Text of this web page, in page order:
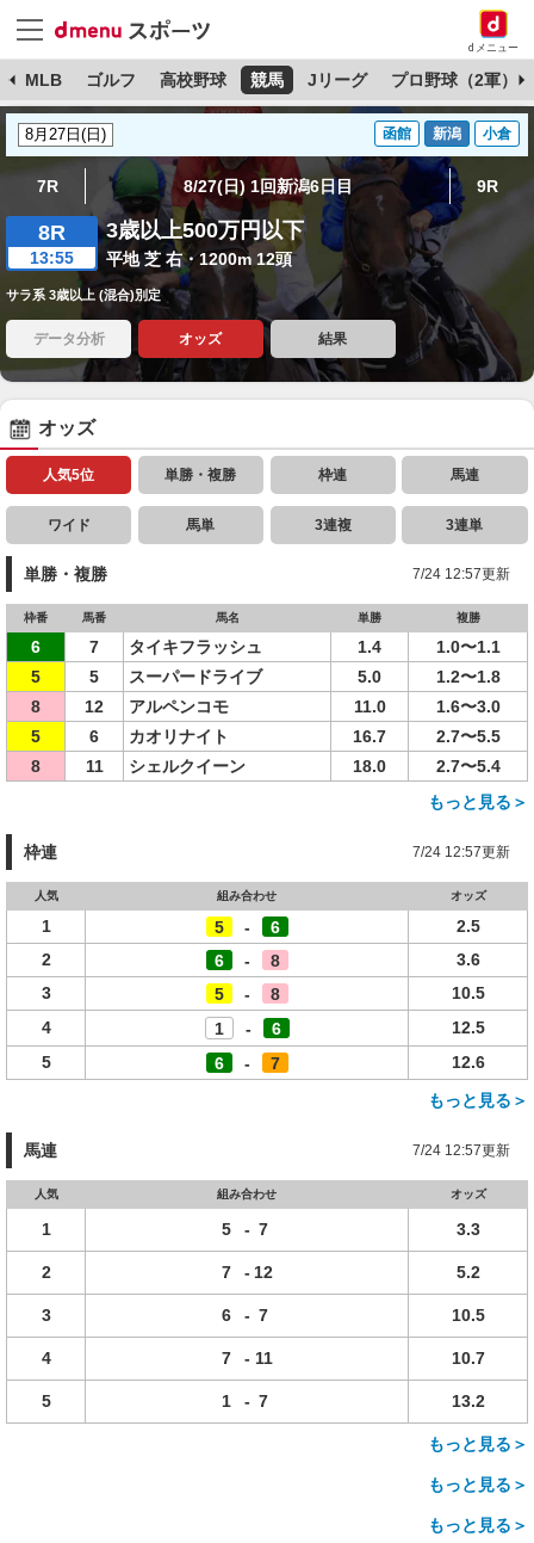
dメニュー
MLB ゴルフ 高校野球 競馬 Jリーグ プロ野球（2軍）
函館 新潟 小倉
7R 8/27(日) 1回新潟6日目 9R
8R
13:55
3歳以上500万円以下
平地 芝 右・1200m 12頭
サラ系 3歳以上 (混合)別定
データ分析 オッズ 結果
オッズ
人気5位 単勝・複勝 枠連 馬連
ワイド 馬単 3連複 3連単
単勝・複勝 7/24 12:57更新
枠番 馬番 馬名 単勝 複勝
6 7 タイキフラッシュ 1.4
1.0〜1.1
5
5 スーパードライブ 5.0
1.2〜1.8
8
12 アルペンコモ 11.0
1.6〜3.0
5
6 カオリナイト 16.7
2.7〜5.5
8
11 シェルクイーン 18.0
2.7〜5.4
もっと見る＞
枠連 7/24 12:57更新
人気 組み合わせ オッズ
1 5 - 6
2.5
2
6 - 8
3.6
3
5 - 8
10.5
4
1 - 6
12.5
5
6 - 7
12.6
もっと見る＞
馬連 7/24 12:57更新
人気 組み合わせ オッズ
1 5 - 7 3.3
2 7 - 12 5.2
3 6 - 7 10.5
4 7 - 11 10.7
5 1 - 7 13.2
もっと見る＞
もっと見る＞
もっと見る＞